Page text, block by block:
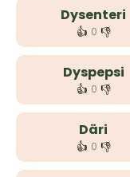
Dysenteri
👍 0 👎
Dyspepsi
👍 0 👎
Däri
👍 0 👎